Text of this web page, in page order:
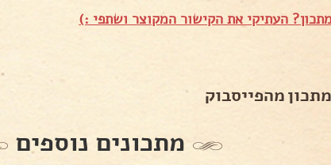
העתיקי את הקישור המקוצר ושתפי :)
מהפייסבוק
מתכונים נוספים